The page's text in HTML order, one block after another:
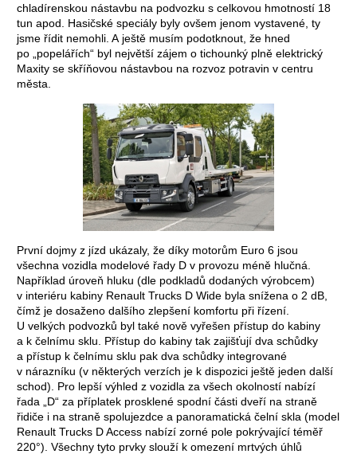
chladírenskou nástavbu na podvozku s celkovou hmotností 18
tun apod. Hasičské speciály byly ovšem jenom vystavené, ty
jsme řídit nemohli. A ještě musím podotknout, že hned
po „popelářích“ byl největší zájem o tichounký plně elektrický
Maxity se skříňovou nástavbou na rozvoz potravin v centru
města.
První dojmy z jízd ukázaly, že díky motorům Euro 6 jsou
všechna vozidla modelové řady D v provozu méně hlučná.
Například úroveň hluku (dle podkladů dodaných výrobcem)
v interiéru kabiny Renault Trucks D Wide byla snížena o 2 dB,
čímž je dosaženo dalšího zlepšení komfortu při řízení.
U velkých podvozků byl také nově vyřešen přístup do kabiny
a k čelnímu sklu. Přístup do kabiny tak zajišťují dva schůdky
a přístup k čelnímu sklu pak dva schůdky integrované
v nárazníku (v některých verzích je k dispozici ještě jeden další
schod). Pro lepší výhled z vozidla za všech okolností nabízí
řada „D“ za příplatek prosklené spodní části dveří na straně
řidiče i na straně spolujezdce a panoramatická čelní skla (model
Renault Trucks D Access nabízí zorné pole pokrývající téměř
220°). Všechny tyto prvky slouží k omezení mrtvých úhlů